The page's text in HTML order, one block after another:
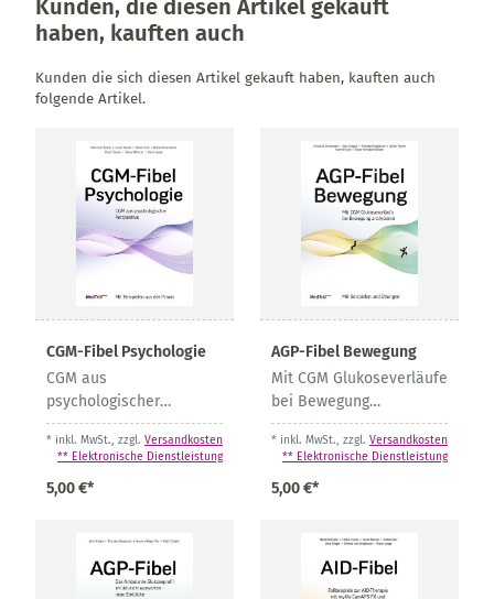
Kunden, die diesen Artikel gekauft
haben, kauften auch
Kunden die sich diesen Artikel gekauft haben, kauften auch
folgende Artikel.
CGM-Fibel Psychologie
5,00 €*
CGM aus
psychologischer
Perspektive
* inkl. MwSt., zzgl. Versandkosten
** Elektronische Dienstleistung
AGP-Fibel Bewegung
5,00 €*
Mit CGM Glukoseverläufe
bei Bewegung
analysieren
* inkl. MwSt., zzgl. Versandkosten
** Elektronische Dienstleistung